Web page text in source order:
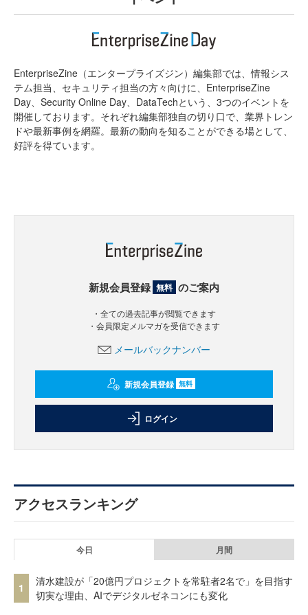
EnterpriseZine（エンタープライズジン）編集部では、情報シス
テム担当、セキュリティ担当の方々向けに、EnterpriseZine
Day、Security Online Day、DataTechという、3つのイベントを
開催しております。それぞれ編集部独自の切り口で、業界トレン
ドや最新事例を網羅。最新の動向を知ることができる場として、
好評を得ています。
新規会員登録 無料 のご案内
・全ての過去記事が閲覧できます
・会員限定メルマガを受信できます
メールバックナンバー
新規会員登録 無料
ログイン
アクセスランキング
今日 月間
1
清水建設が「20億円プロジェクトを常駐者2名で」を目指す
切実な理由、AIでデジタルゼネコンにも変化